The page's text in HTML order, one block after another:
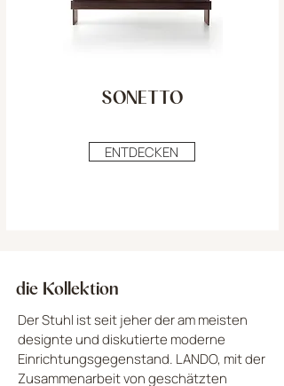
ENTDECKEN
SONETTO
die Kollektion
Der Stuhl ist seit jeher der am meisten
designte und diskutierte moderne
Einrichtungsgegenstand. LANDO, mit der
Zusammenarbeit von geschätzten